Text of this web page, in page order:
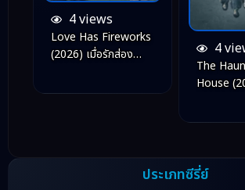
4 views
Love Has Fireworks
(2026) เมื่อรักส่อง
4
The
House
ประเภทซีรี่ย์